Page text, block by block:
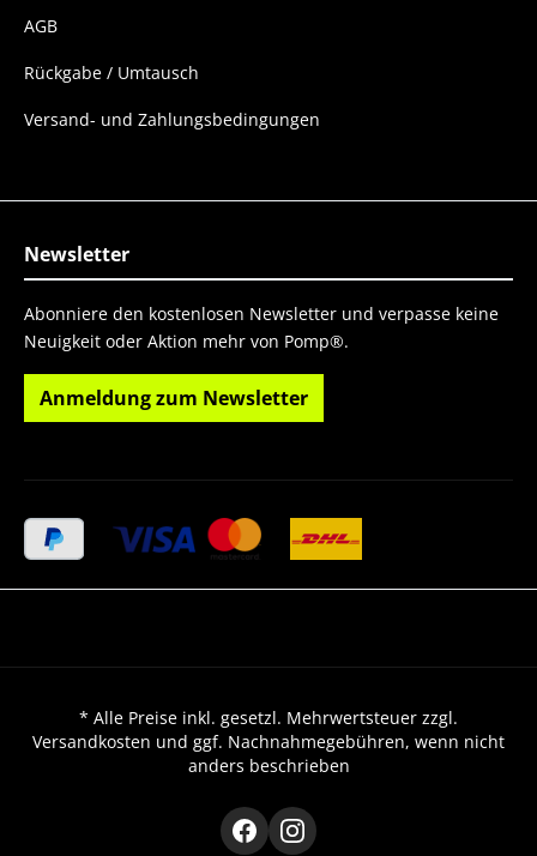
AGB
Rückgabe / Umtausch
Versand- und Zahlungsbedingungen
Newsletter
Abonniere den kostenlosen Newsletter und verpasse keine
Neuigkeit oder Aktion mehr von Pomp®.
Anmeldung zum Newsletter
* Alle Preise inkl. gesetzl. Mehrwertsteuer zzgl.
Versandkosten und ggf. Nachnahmegebühren, wenn nicht
anders beschrieben